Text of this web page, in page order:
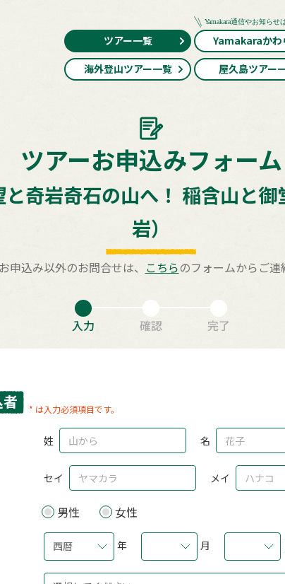
ツアー一覧
Yamakaraかわ
海外登山ツアー一覧
屋久島ツアー
ツアーお申込みフォーム
奇岩奇石の山へ！ 稲含山と
岩）
申込み以外のお問合せは、 こちらのフォームからご連
入力 確認 完了
* は入力必須項目です。
姓 名
セイ メイ
男性 女性
西暦 年 月